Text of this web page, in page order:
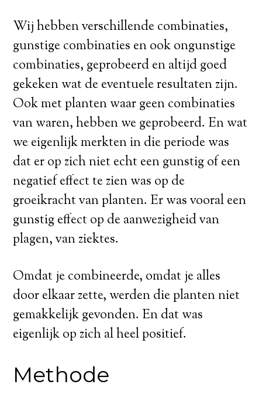
Wij hebben verschillende combinaties,
gunstige combinaties en ook ongunstige
combinaties, geprobeerd en altijd goed
gekeken wat de eventuele resultaten zijn.
Ook met planten waar geen combinaties
van waren, hebben we geprobeerd. En wat
we eigenlijk merkten in die periode was
dat er op zich niet echt een gunstig of een
negatief effect te zien was op de
groeikracht van planten. Er was vooral een
gunstig effect op de aanwezigheid van
plagen, van ziektes.
Omdat je combineerde, omdat je alles
door elkaar zette, werden die planten niet
gemakkelijk gevonden. En dat was
eigenlijk op zich al heel positief.
Methode